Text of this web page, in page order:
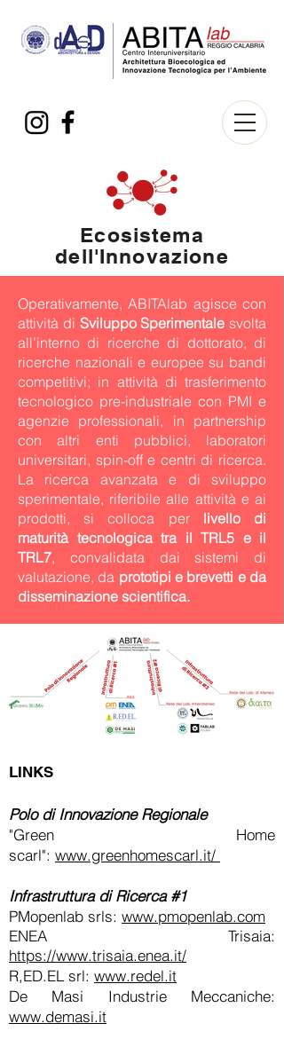
Ecosistema
dell'Innovazione
Operativamente, ABITAlab agisce con
attività di Sviluppo Sperimentale svolta
all’interno di ricerche di dottorato, di
ricerche nazionali e europee su bandi
competitivi; in attività di trasferimento
tecnologico pre-industriale con PMI e
agenzie professionali, in partnership
con altri enti pubblici, laboratori
universitari, spin-off e centri di ricerca.
La ricerca avanzata e di sviluppo
sperimentale, riferibile alle attività e ai
prodotti, si colloca per livello di
maturità tecnologica tra il TRL5 e il
TRL7, convalidata dai sistemi di
valutazione, da prototipi e brevetti e da
disseminazione scientifica.
LINKS
Polo di Innovazione Regionale
"Green Home
scarl": www.greenhomescarl.it/
Infrastruttura di Ricerca #1
PMopenlab srls: www.pmopenlab.com
ENEA Trisaia:
https://www.trisaia.enea.it/
R,ED.EL srl: www.redel.it
De Masi Industrie Meccaniche:
www.demasi.it